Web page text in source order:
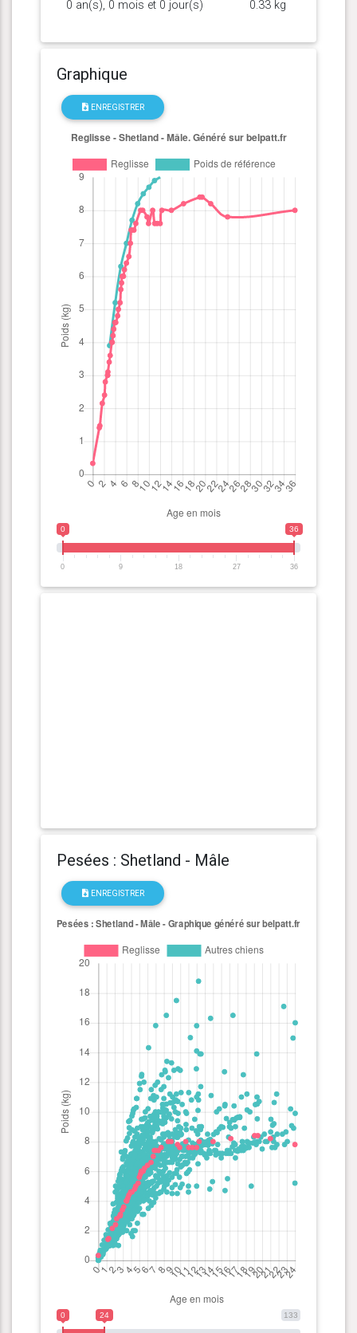
0 an(s), 0 mois et 0 jour(s) 0.33 kg
Graphique
ENREGISTRER
0 36
0 9 18 27 36
Pesées : Shetland - Mâle
ENREGISTRER
133
0 24